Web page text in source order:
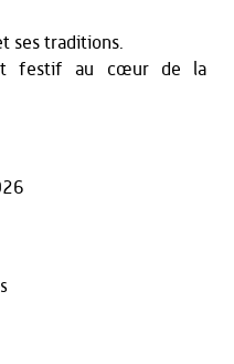
ses traditions.
festif au cœur de la